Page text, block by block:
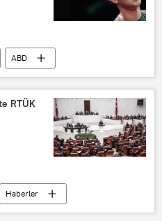
ABD
RTÜK
Haberler